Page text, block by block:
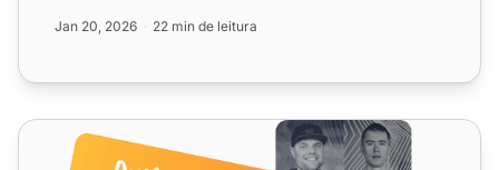
Jan 20, 2026 22 min de leitura
Impressum